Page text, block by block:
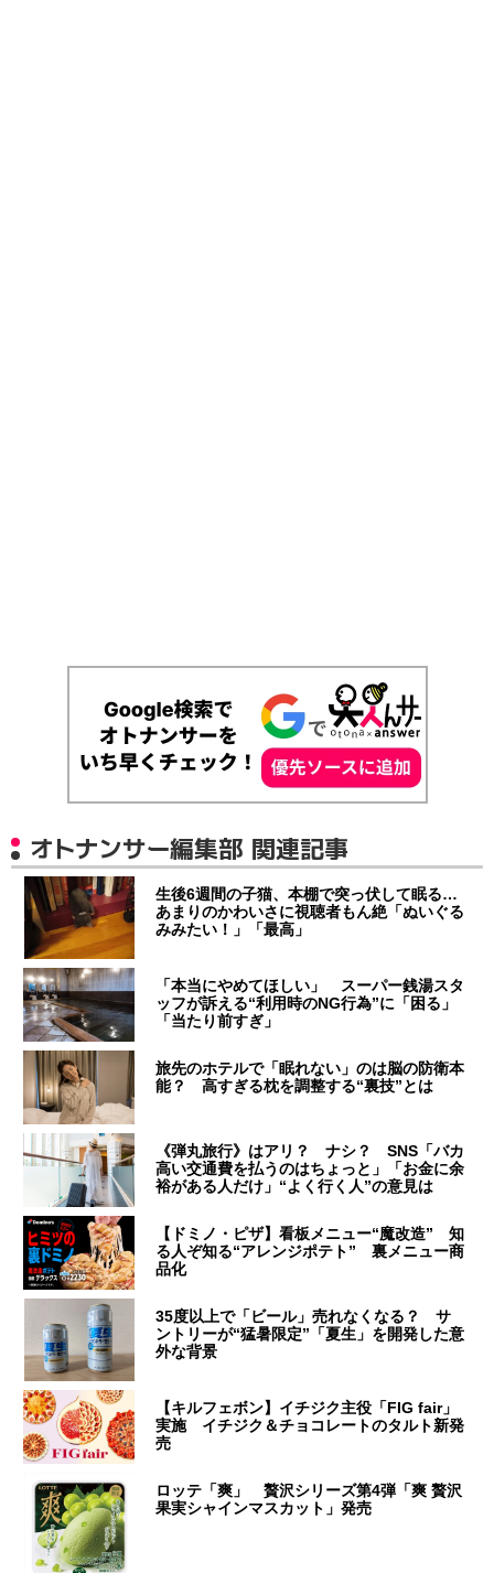
オトナンサー編集部 関連記事
生後6週間の子猫、本棚で突っ伏して眠る…
あまりのかわいさに視聴者もん絶「ぬいぐる
みみたい！」「最高」
「本当にやめてほしい」 スーパー銭湯スタ
ッフが訴える“利用時のNG行為”に「困る」
「当たり前すぎ」
旅先のホテルで「眠れない」のは脳の防衛本
能？ 高すぎる枕を調整する“裏技”とは
《弾丸旅行》はアリ？ ナシ？ SNS「バカ
高い交通費を払うのはちょっと」「お金に余
裕がある人だけ」“よく行く人”の意見は
【ドミノ・ピザ】看板メニュー“魔改造” 知
る人ぞ知る“アレンジポテト” 裏メニュー商
品化
35度以上で「ビール」売れなくなる？ サ
ントリーが“猛暑限定”「夏生」を開発した意
外な背景
【キルフェボン】イチジク主役「FIG fair」
実施 イチジク＆チョコレートのタルト新発
売
ロッテ「爽」 贅沢シリーズ第4弾「爽 贅沢
果実シャインマスカット」発売